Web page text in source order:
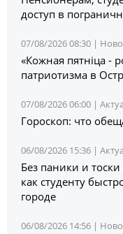
доступ в
07/08/2026 08:30 |
«Кожная пятніца -
патриотизма в
07/08/2026 06:00 |
Гороскоп: что
06/08/2026 15:36 |
Без паники и
как студенту
городе
06/08/2026 14:56 |